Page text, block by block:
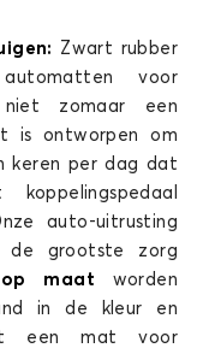
Zwart rubber
voor
zomaar een
is ontworpen om
keren per dag dat
auto-uitrusting
de grootste zorg
maat worden
in de kleur en
een mat voor